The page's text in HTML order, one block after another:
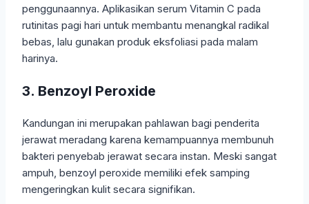
penggunaannya. Aplikasikan serum Vitamin C pada
rutinitas pagi hari untuk membantu menangkal radikal
bebas, lalu gunakan produk eksfoliasi pada malam
harinya.
3. Benzoyl Peroxide
Kandungan ini merupakan pahlawan bagi penderita
jerawat meradang karena kemampuannya membunuh
bakteri penyebab jerawat secara instan. Meski sangat
ampuh, benzoyl peroxide memiliki efek samping
mengeringkan kulit secara signifikan.